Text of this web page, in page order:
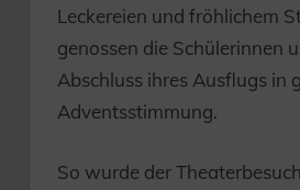
Leckereien und fröhlichem
genossen die Schülerinnen
Abschluss ihres Ausflugs in
Adventsstimmung.
So wurde der